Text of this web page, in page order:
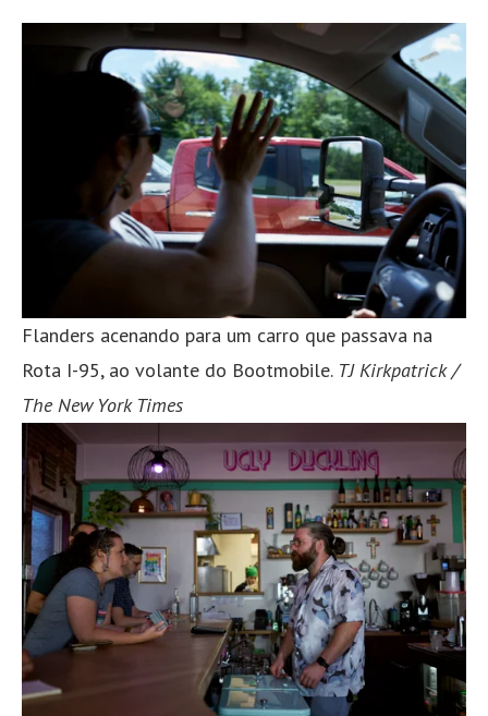
Flanders acenando para um carro que passava na
Rota I-95, ao volante do Bootmobile. TJ Kirkpatrick /
The New York Times